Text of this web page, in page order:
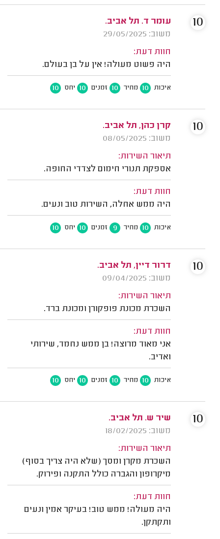
עומר ד. תל אביב.
משוב: 29/05/2025
חוות דעת:
היה פשוט מעולה! אין על בן בעולם.
איכות 10 מחיר 10 זמנים 10 יחס 10
10
קרן כהן, תל אביב.
משוב: 08/05/2025
תיאור השירות:
אספקת תנורי חימום לצדדי החופה.
חוות דעת:
היה ממש אחלה, השירות טוב ונעים.
איכות 10 מחיר 9 זמנים 10 יחס 10
10
דרור דיין, תל אביב.
משוב: 09/04/2025
תיאור השירות:
השכרת מכונת פופקורן ומכונת ברד.
חוות דעת:
אני מאוד מרוצה! בן ממש נחמד, שירותי
ואדיב.
איכות 10 מחיר 10 זמנים 10 יחס 10
10
שיר ש. תל אביב.
משוב: 18/02/2025
תיאור השירות:
השכרת מקרן ומסך (שלא היה צריך בסוף)
מיקרופון והגברה כולל התקנה ופירוק.
חוות דעת:
היה מעולה! ממש טוב! בעיקר אמין ונעים
ותקתקן.
10